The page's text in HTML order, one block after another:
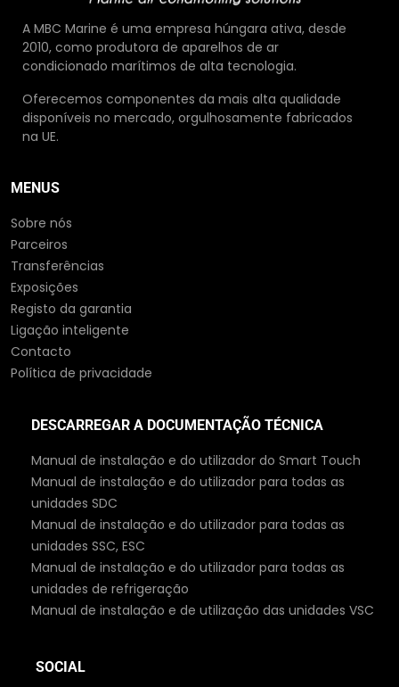
A MBC Marine é uma empresa húngara ativa, desde
2010, como produtora de aparelhos de ar
condicionado marítimos de alta tecnologia.
Oferecemos componentes da mais alta qualidade
disponíveis no mercado, orgulhosamente fabricados
na UE.
MENUS
Sobre nós
Parceiros
Transferências
Exposições
Registo da garantia
Ligação inteligente
Contacto
Política de privacidade
DESCARREGAR A DOCUMENTAÇÃO TÉCNICA
Manual de instalação e do utilizador do Smart Touch
Manual de instalação e do utilizador para todas as
unidades SDC
Manual de instalação e do utilizador para todas as
unidades SSC, ESC
Manual de instalação e do utilizador para todas as
unidades de refrigeração
Manual de instalação e de utilização das unidades VSC
SOCIAL